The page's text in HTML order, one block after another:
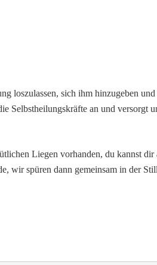
loszulassen, sich ihm hinzugeben
Selbstheilungskräfte an und versorgt
Liegen vorhanden, du kannst dir
wir spüren dann gemeinsam in der